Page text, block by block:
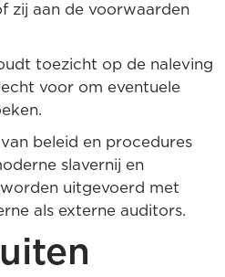
zij aan de voorwaarden
toezicht op de naleving
voor om eventuele
beleid en procedures
slavernij en
uitgevoerd met
als externe auditors.